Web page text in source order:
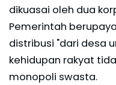
dikuasai oleh dua
Pemerintah
distribusi "dari desa
kehidupan rakyat
monopoli swasta.